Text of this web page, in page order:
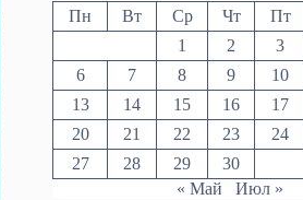
Пн Вт Ср Чт Пт
1
2 3
6
7 8 9 10
13
14 15 16 17
20
21 22 23 24
27
28 29
30
« Май
Июл »